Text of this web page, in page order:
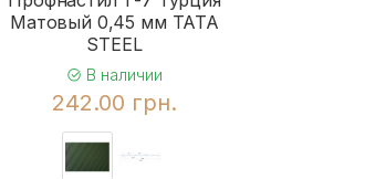
Матовый 0,45 мм TATA
STEEL
В наличии
242.00 грн.